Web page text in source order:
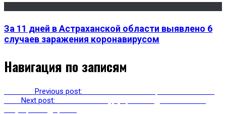
За 11 дней в Астраханской области выявлено 6
случаев заражения коронавирусом
Навигация по записям
Previous post:
Next post: